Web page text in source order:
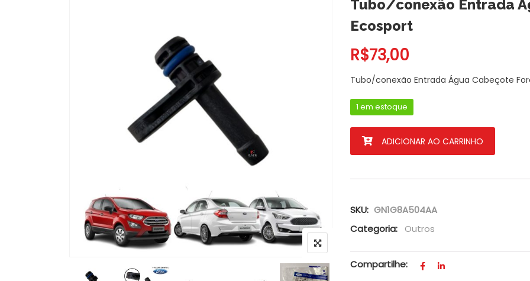
Tubo/conexão Entrada
Ecosport
R$73,00
Tubo/conexão Entrada Água Cabeçote
1 em estoque
Tubo/conexão Entrada Água Cabeçote
ADICIONAR AO CARRINHO
SKU: GN1G8A504AA
Categoria:
Outros
Compartilhe: